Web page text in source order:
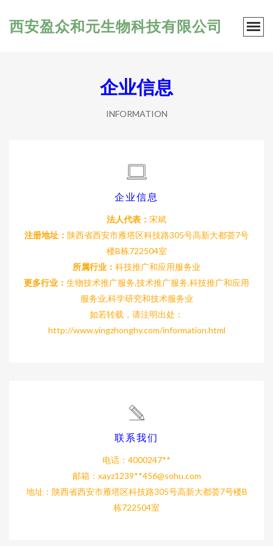
西安盈众和元生物科技有限公司
企业信息
INFORMATION
企业信息
法人代表： 宋斌
注册地址： 陕西省西安市雁塔区科技路305号高新大都荟7号
楼B栋722504室
所属行业： 科技推广和应用服务业
更多行业： 生物技术推广服务,技术推广服务,科技推广和应用
服务业,科学研究和技术服务业
如若转载，请注明出处：
http://www.yingzhonghy.com/information.html
联系我们
电话：4000247**
邮箱：xayz1239**456@sohu.com
地址：陕西省西安市雁塔区科技路305号高新大都荟7号楼B
栋722504室